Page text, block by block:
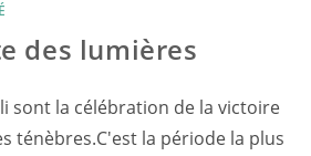
des lumières
sont la célébration de la victoire
ténèbres.C'est la période la plus